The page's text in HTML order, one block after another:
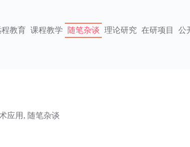
程教育 课程教学 随笔杂谈 理论研究 在研项目 公
应用 , 随笔杂谈